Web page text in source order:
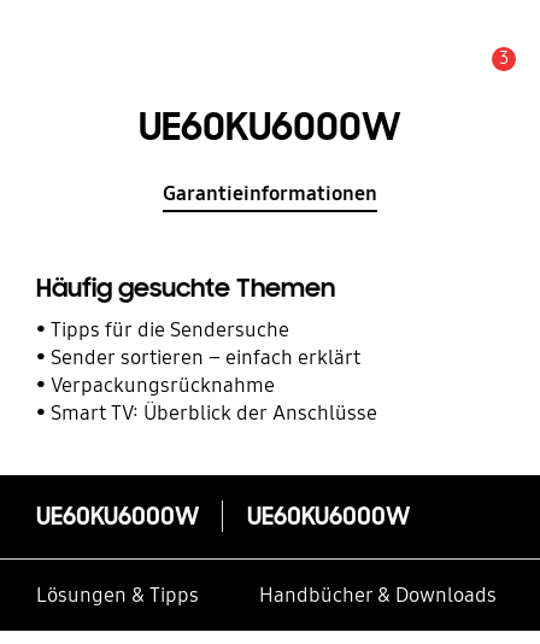
3
UE60KU6000W
Garantieinformationen
Häufig gesuchte Themen
Tipps für die Sendersuche
Sender sortieren – einfach erklärt
Verpackungsrücknahme
Smart TV: Überblick der Anschlüsse
UE60KU6000W UE60KU6000W
Lösungen & Tipps Handbücher & Downloads